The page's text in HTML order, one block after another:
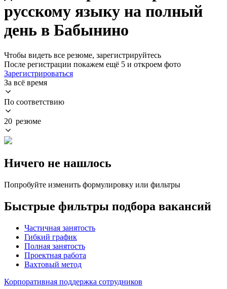
русскому языку на полный
день в Бабынино
Чтобы видеть все резюме, зарегистрируйтесь
После регистрации покажем ещё 5 и откроем фото
Зарегистрироваться
За всё время
По соответствию
20 резюме
Ничего не нашлось
Попробуйте изменить формулировку или фильтры
Быстрые фильтры подбора вакансий
Частичная занятость
Гибкий график
Полная занятость
Проектная работа
Вахтовый метод
Корпоративная поддержка сотрудников